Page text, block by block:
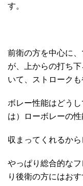
す。
前衛の方を中心に
が、上からの打ち
いて、ストロークも
ボレー性能はどう
は）ローボレーの
収まってくれるか
やっぱり総合的な
り後衛の方にはお